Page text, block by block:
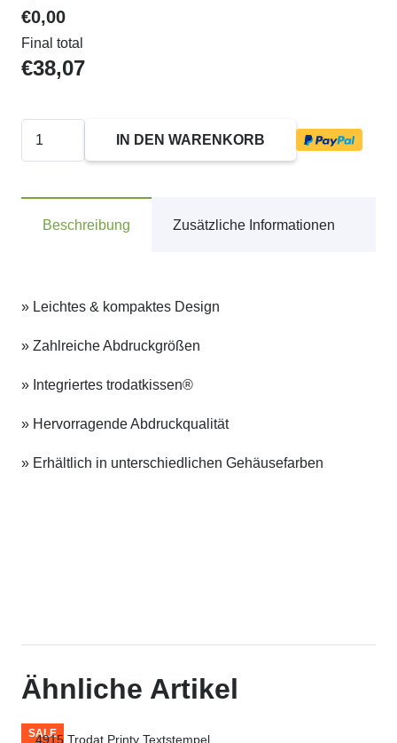
€0,00
Final total
€38,07
Menge
IN DEN WARENKORB
Beschreibung Zusätzliche Informationen
» Leichtes & kompaktes Design
» Zahlreiche Abdruckgrößen
» Integriertes trodatkissen®
» Hervorragende Abdruckqualität
» Erhältlich in unterschiedlichen Gehäusefarben
Ähnliche Artikel